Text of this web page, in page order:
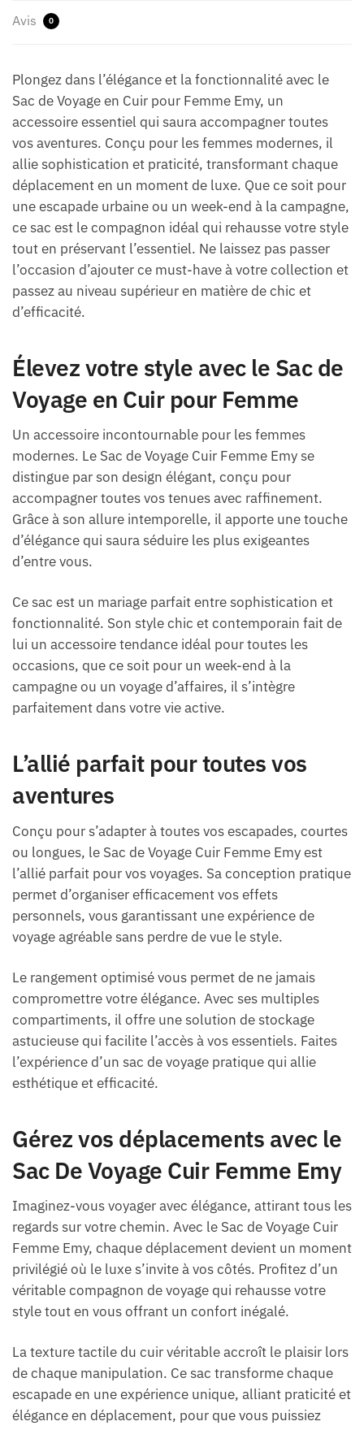
Avis 0
Plongez dans l’élégance et la fonctionnalité avec le
Sac de Voyage en Cuir pour Femme Emy, un
accessoire essentiel qui saura accompagner toutes
vos aventures. Conçu pour les femmes modernes, il
allie sophistication et praticité, transformant chaque
déplacement en un moment de luxe. Que ce soit pour
une escapade urbaine ou un week-end à la campagne,
ce sac est le compagnon idéal qui rehausse votre style
tout en préservant l’essentiel. Ne laissez pas passer
l’occasion d’ajouter ce must-have à votre collection et
passez au niveau supérieur en matière de chic et
d’efficacité.
Élevez votre style avec le Sac de
Voyage en Cuir pour Femme
Un accessoire incontournable pour les femmes
modernes. Le Sac de Voyage Cuir Femme Emy se
distingue par son design élégant, conçu pour
accompagner toutes vos tenues avec raffinement.
Grâce à son allure intemporelle, il apporte une touche
d’élégance qui saura séduire les plus exigeantes
d’entre vous.
Ce sac est un mariage parfait entre sophistication et
fonctionnalité. Son style chic et contemporain fait de
lui un accessoire tendance idéal pour toutes les
occasions, que ce soit pour un week-end à la
campagne ou un voyage d’affaires, il s’intègre
parfaitement dans votre vie active.
L’allié parfait pour toutes vos
aventures
Conçu pour s’adapter à toutes vos escapades, courtes
ou longues, le Sac de Voyage Cuir Femme Emy est
l’allié parfait pour vos voyages. Sa conception pratique
permet d’organiser efficacement vos effets
personnels, vous garantissant une expérience de
voyage agréable sans perdre de vue le style.
Le rangement optimisé vous permet de ne jamais
compromettre votre élégance. Avec ses multiples
compartiments, il offre une solution de stockage
astucieuse qui facilite l’accès à vos essentiels. Faites
l’expérience d’un sac de voyage pratique qui allie
esthétique et efficacité.
Gérez vos déplacements avec le
Sac De Voyage Cuir Femme Emy
Imaginez-vous voyager avec élégance, attirant tous les
regards sur votre chemin. Avec le Sac de Voyage Cuir
Femme Emy, chaque déplacement devient un moment
privilégié où le luxe s’invite à vos côtés. Profitez d’un
véritable compagnon de voyage qui rehausse votre
style tout en vous offrant un confort inégalé.
La texture tactile du cuir véritable accroît le plaisir lors
de chaque manipulation. Ce sac transforme chaque
escapade en une expérience unique, alliant praticité et
élégance en déplacement, pour que vous puissiez